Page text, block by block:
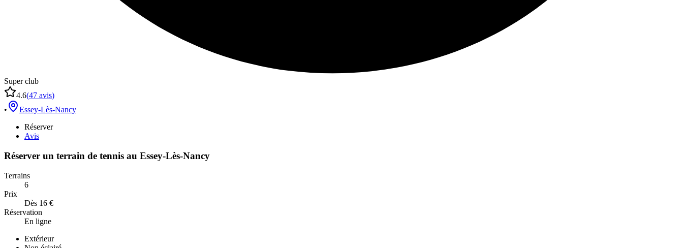
Super club
4.6(47 avis)
•
Essey-Lès-Nancy
Réserver
Avis
Réserver un terrain de tennis au Essey-Lès-Nancy
Terrains
6
Prix
Dès 16 €
Réservation
En ligne
Extérieur